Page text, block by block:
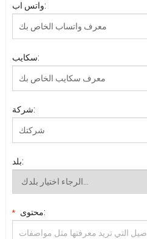
واتس اب:
سكايب:
شركة:
بلد:
* محتوى: